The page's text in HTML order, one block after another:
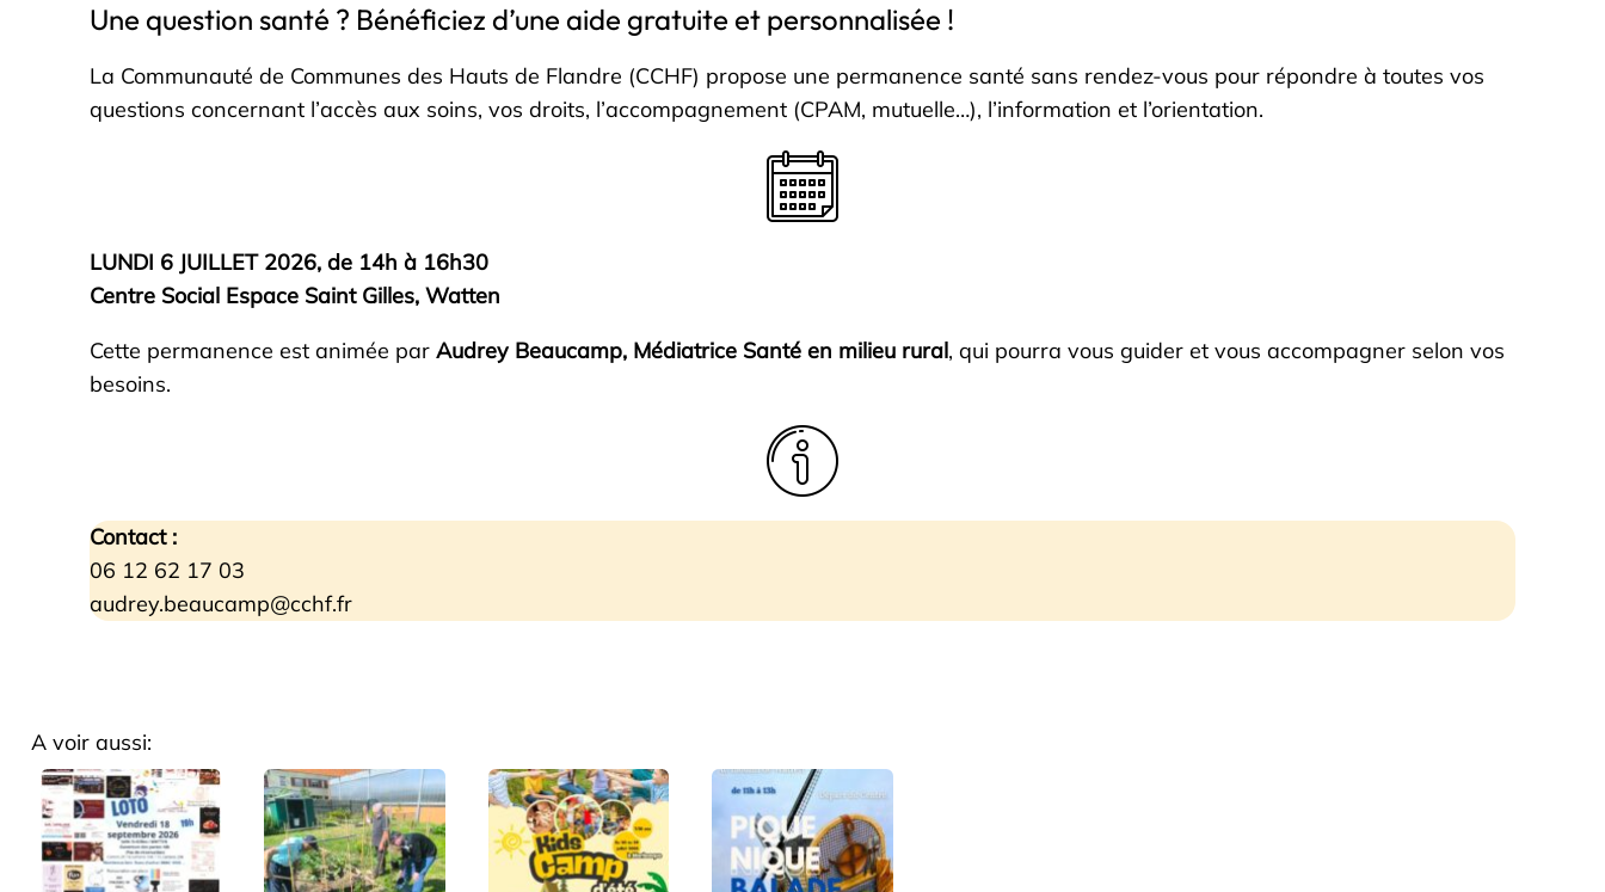
Une question santé ? Bénéficiez d’une aide gratuite et personnalisée !
La Communauté de Communes des Hauts de Flandre (CCHF) propose une permanence santé sans rendez-vous pour répondre à toutes vos
questions concernant l’accès aux soins, vos droits, l’accompagnement (CPAM, mutuelle…), l’information et l’orientation.
LUNDI 6 JUILLET 2026, de 14h à 16h30
Centre Social Espace Saint Gilles, Watten
Cette permanence est animée parAudrey Beaucamp, Médiatrice Santé en milieu rural, qui pourra vous guider et vous accompagner selon vos
besoins.
Contact :
06 12 62 17 03
audrey.beaucamp@cchf.fr
A voir aussi: